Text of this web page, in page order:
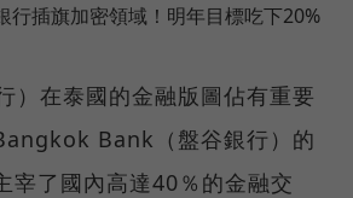
插旗加密領域！明年目標吃下20%
）在泰國的金融版圖佔有重要
Bank（盤谷銀行）的
宰了國內高達40％的金融交